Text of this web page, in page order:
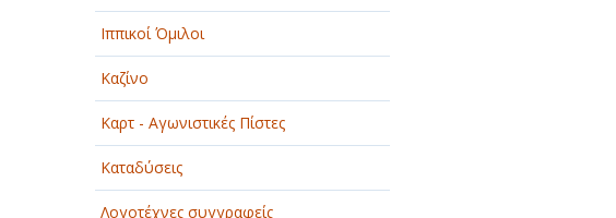
Ιππικοί Όμιλοι
Καζίνο
Καρτ - Αγωνιστικές Πίστες
Καταδύσεις
Λογοτέχνες συγγραφείς